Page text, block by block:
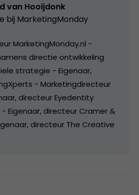
van Hooijdonk
bij MarketingMonday
MarketingMonday.nl -
directie ontwikkeling
strategie - Eigenaar,
- Marketingdirecteur
directeur Eyedentity
Eigenaar, directeur Cramer &
directeur The Creative